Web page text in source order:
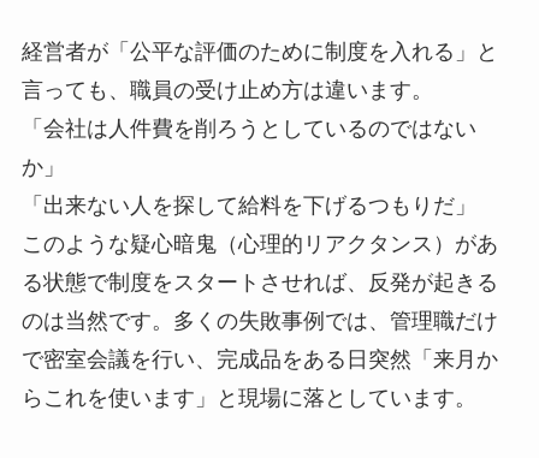
経営者が「公平な評価のために制度を入れる」と
言っても、職員の受け止め方は違います。
「会社は人件費を削ろうとしているのではない
か」
「出来ない人を探して給料を下げるつもりだ」
このような疑心暗鬼（心理的リアクタンス）があ
る状態で制度をスタートさせれば、反発が起きる
のは当然です。多くの失敗事例では、管理職だけ
で密室会議を行い、完成品をある日突然「来月か
らこれを使います」と現場に落としています。